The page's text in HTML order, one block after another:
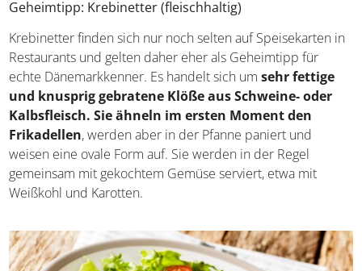
Geheimtipp: Krebinetter (fleischhaltig)
Krebinetter finden sich nur noch selten auf Speisekarten
in Restaurants und gelten daher eher als Geheimtipp für
echte Dänemarkkenner. Es handelt sich umsehr fettige
und knusprig gebratene Klöße aus Schweine- oder
Kalbsfleisch. Sie ähneln im ersten Moment den
Frikadellen, werden aber in der Pfanne paniert und
weisen eine ovale Form auf. Sie werden in der Regel
Weißkohl und Karotten.